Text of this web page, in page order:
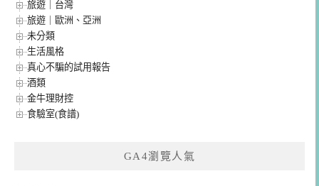
旅遊｜台灣
旅遊｜歐洲、亞洲
未分類
生活風格
真心不騙的試用報告
酒類
金牛理財控
食驗室(食譜)
GA4瀏覽人氣